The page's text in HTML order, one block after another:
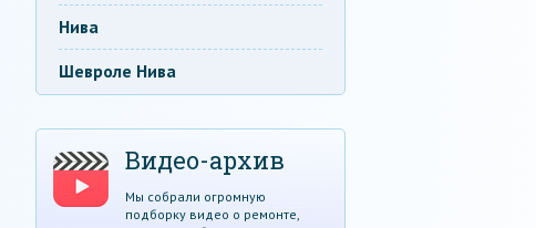
Нива
Шевроле Нива
Видео-архив
Мы собрали огромную
подборку видео о ремонте,